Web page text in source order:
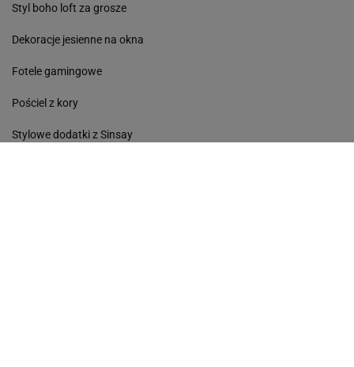
Styl boho loft za grosze
Dekoracje jesienne na okna
Fotele gamingowe
Pościel z kory
Stylowe dodatki z Sinsay